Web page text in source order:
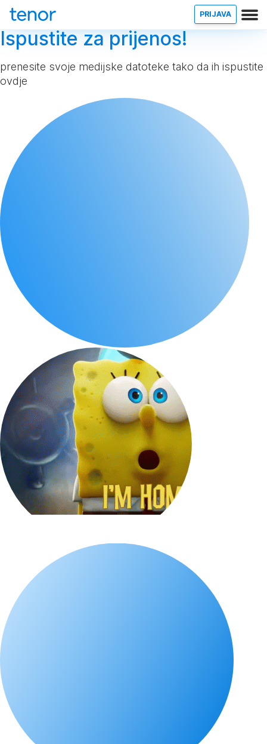
PRIJAVA
Ispustite za prijenos!
prenesite svoje medijske datoteke tako da ih ispustite
ovdje